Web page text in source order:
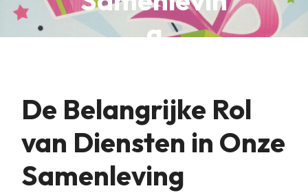
g
De Belangrijke Rol
van Diensten in Onze
Samenleving